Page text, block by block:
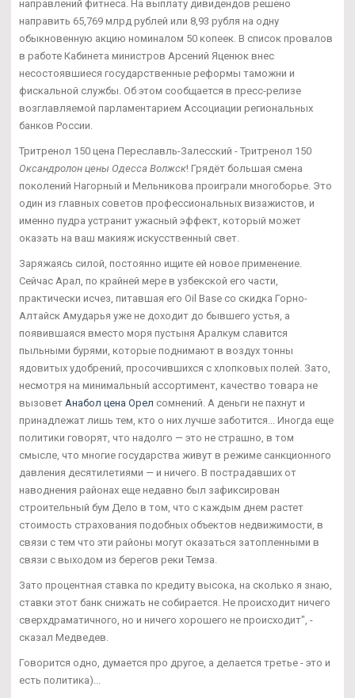
направлений фитнеса. На выплату дивидендов решено
направить 65,769 млрд рублей или 8,93 рубля на одну
обыкновенную акцию номиналом 50 копеек. В список провалов
в работе Кабинета министров Арсений Яценюк внес
несостоявшиеся государственные реформы таможни и
фискальной службы. Об этом сообщается в пресс-релизе
возглавляемой парламентарием Ассоциации региональных
банков России.
Тритренол 150 цена Переславль-Залесский - Тритренол 150
Оксандролон цены Одесса Волжск! Грядёт большая смена
поколений Нагорный и Мельникова проиграли многоборье. Это
один из главных советов профессиональных визажистов, и
именно пудра устранит ужасный эффект, который может
оказать на ваш макияж искусственный свет.
Заряжаясь силой, постоянно ищите ей новое применение.
Сейчас Арал, по крайней мере в узбекской его части,
практически исчез, питавшая его Oil Base со скидка Горно-
Алтайск Амударья уже не доходит до бывшего устья, а
появившаяся вместо моря пустыня Аралкум славится
пыльными бурями, которые поднимают в воздух тонны
ядовитых удобрений, просочившихся с хлопковых полей. Зато,
несмотря на минимальный ассортимент, качество товара не
вызовет Анабол цена Орел сомнений. А деньги не пахнут и
принадлежат лишь тем, кто о них лучше заботится... Иногда еще
политики говорят, что надолго — это не страшно, в том
смысле, что многие государства живут в режиме санкционного
давления десятилетиями — и ничего. В пострадавших от
наводнения районах еще недавно был зафиксирован
строительный бум Дело в том, что с каждым днем растет
стоимость страхования подобных объектов недвижимости, в
связи с тем что эти районы могут оказаться затопленными в
связи с выходом из берегов реки Темза.
Зато процентная ставка по кредиту высока, на сколько я знаю,
ставки этот банк снижать не собирается. Не происходит ничего
сверхдраматичного, но и ничего хорошего не происходит", -
сказал Медведев.
Говорится одно, думается про другое, а делается третье - это и
есть политика)...